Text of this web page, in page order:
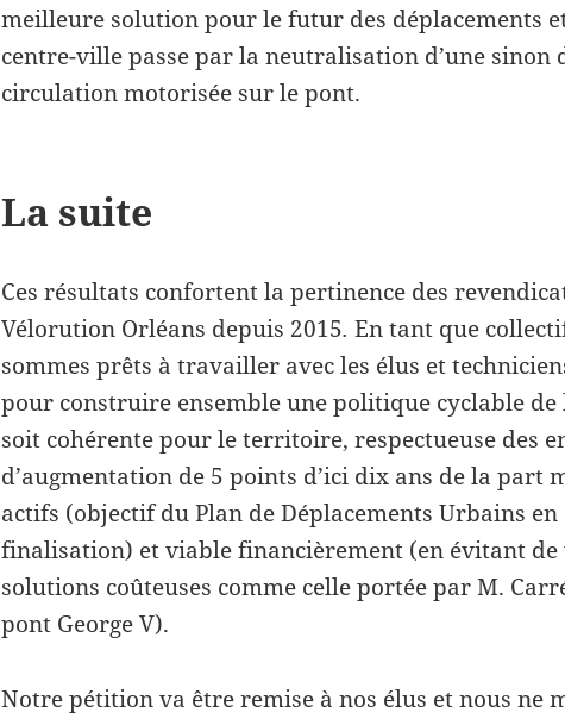
meilleure solution pour le futur des déplacements
centre-ville passe par la neutralisation d’une sinon
circulation motorisée sur le pont.
La suite
Ces résultats confortent la pertinence des
Vélorution Orléans depuis 2015.En tant que
sommes prêts à travailler avec les élus et
pour construire ensemble une politique cyclable
soit cohérente pour le territoire, respectueuse des
d’augmentation de 5 points d’ici dix ans de la part
actifs (objectif du Plan de Déplacements Urbains en
finalisation) et viable financièrement (en évitant de
solutions coûteuses comme celle portée par M.
pont George V).
Notre pétition va être remise à nos élus et nous ne